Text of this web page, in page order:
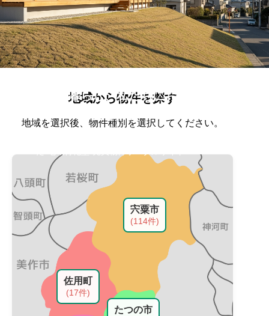
西播磨の暮らし、私たちにお任せ
地域から物件を探す
地域を選択後、物件種別を選択してください。
宍粟市
(114件)
佐用町
(17件)
たつの市